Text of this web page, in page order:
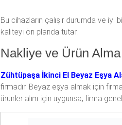
Bu cihazların çalışır durumda ve iyi
kaliteyi ön planda tutar.
Nakliye ve Ürün
Zühtüpaşa İkinci El Beyaz Eşya
firmadır. Beyaz eşya almak için
ürünler alım için uygunsa, firma